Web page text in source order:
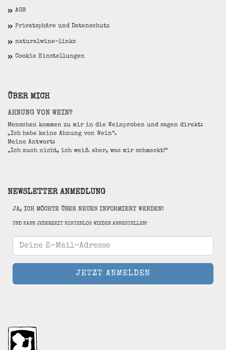
AGB
Privatsphäre und Datenschutz
naturalwine-links
Cookie Einstellungen
ÜBER MICH
AHNUNG VON WEIN?
Menschen kommen zu mir in die Weinproben und sagen direkt:
„Ich habe keine Ahnung von Wein“.
Meine Antwort:
„Ich auch nicht, ich weiß aber, was mir schmeckt!“
NEWSLETTER ANMEDLUNG
JA, ICH MÖCHTE ÜBER NEUES INFORMIERT WERDEN!
UND KANN JEDERZEIT KOSTENLOS WIEDER ABBESTELLEN!